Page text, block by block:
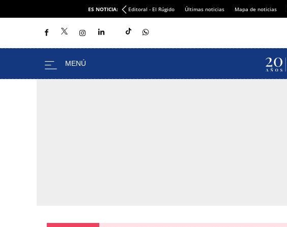
ES NOTICIA: Editoral - El Rúgido Últimas noticias Mapa de noticias